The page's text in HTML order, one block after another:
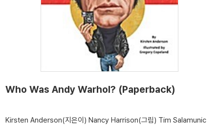
Who Was Andy Warhol? (Paperback)
Kirsten Anderson(지은이) Nancy Harrison(그림) Tim Salamunic